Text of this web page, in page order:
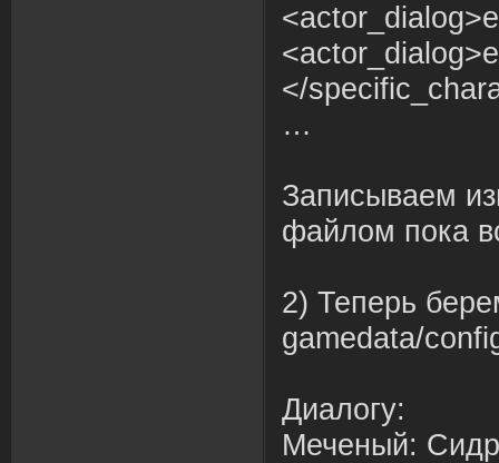
</
…
Записываем
файлом пока
2) Теперь
gamedata/
Диалогу:
Меченый: